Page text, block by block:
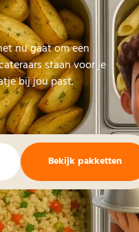
nu gaat om een
staan voor je
bij jou past.
Bekijk pakketten